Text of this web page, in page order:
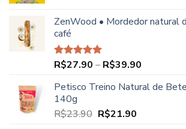
era:
é:
ZenWood • Mordedor natural
café
Avaliação
R$27.90 – R$39.90
preço:
Petisco Treino Natural de
140g
R$23.90 O
R$21.90O